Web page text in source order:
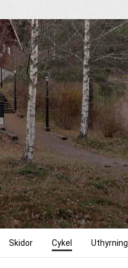
Skidor Cykel Uthyrning